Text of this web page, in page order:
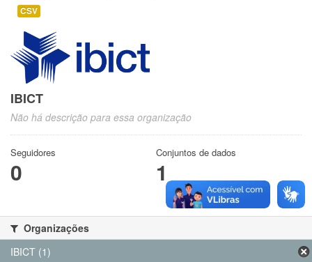
CSV
IBICT
Não há descrição para essa organização
Seguidores
0
Conjuntos de dados
1
Organizações
IBICT (1)